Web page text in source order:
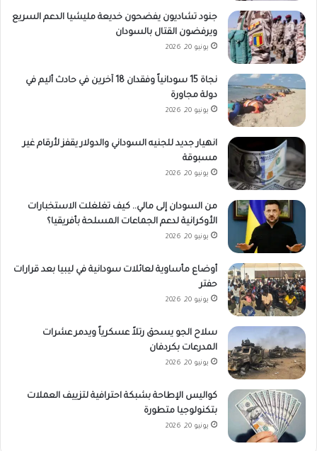
جنود تشاديون يفضحون خديعة مليشيا الدعم السريع
ويرفضون القتال بالسودان
يونيو 20, 2026
نجاة 15 سودانياً وفقدان 18 آخرين في حادث أليم في
دولة مجاورة
يونيو 20, 2026
انهيار جديد للجنيه السوداني والدولار يقفز لأرقام غير
مسبوقة
يونيو 20, 2026
من السودان إلى مالي.. كيف تغلغلت الاستخبارات
الأوكرانية لدعم الجماعات المسلحة بأفريقيا؟
يونيو 20, 2026
أوضاع مأساوية لعائلات سودانية في ليبيا بعد قرارات
حفتر
يونيو 20, 2026
سلاح الجو يسحق رتلاً عسكرياً ويدمر عشرات
المدرعات بكردفان
يونيو 20, 2026
كواليس الإطاحة بشبكة احترافية لتزييف العملات
بتكنولوجيا متطورة
يونيو 20, 2026